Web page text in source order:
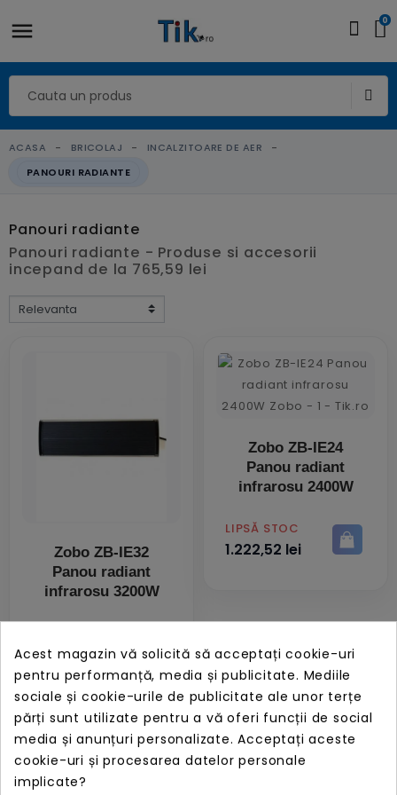
0
ACASA BRICOLAJ
INCALZITOARE DE AER
PANOURI RADIANTE
Panouri radiante
Panouri radiante - Produse si accesorii
incepand de la 765,59 lei
Zobo ZB-IE32
Panou radiant
infrarosu 3200W
1.263,02 lei
Zobo ZB-IE24
Panou radiant
infrarosu 2400W
PRET
LIPSĂ STOC
1.222,52 lei
Acest magazin vă solicită să acceptați cookie-uri
pentru performanță, media și publicitate. Mediile
sociale și cookie-urile de publicitate ale unor terțe
părți sunt utilizate pentru a vă oferi funcții de social
media și anunțuri personalizate. Acceptați aceste
cookie-uri și procesarea datelor personale
implicate?